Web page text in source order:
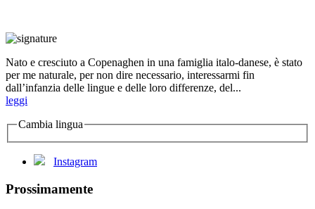
Nato e cresciuto a Copenaghen in una famiglia italo-danese, è stato
per me naturale, per non dire necessario, interessarmi fin
dall’infanzia delle lingue e delle loro differenze, del...
leggi
Cambia lingua
Instagram
Prossimamente